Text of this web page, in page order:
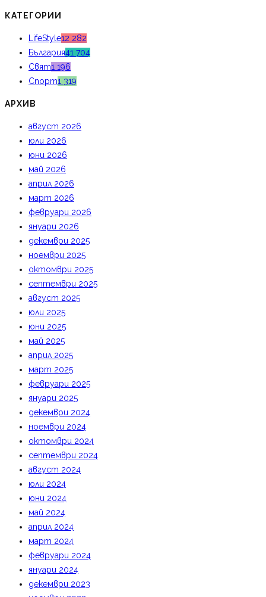
КАТЕГОРИИ
LifeStyle12 282
България41 704
Свят1 196
Спорт1 319
АРХИВ
август 2026
юли 2026
юни 2026
май 2026
април 2026
март 2026
февруари 2026
януари 2026
декември 2025
ноември 2025
октомври 2025
септември 2025
август 2025
юли 2025
юни 2025
май 2025
април 2025
март 2025
февруари 2025
януари 2025
декември 2024
ноември 2024
октомври 2024
септември 2024
август 2024
юли 2024
юни 2024
май 2024
април 2024
март 2024
февруари 2024
януари 2024
декември 2023